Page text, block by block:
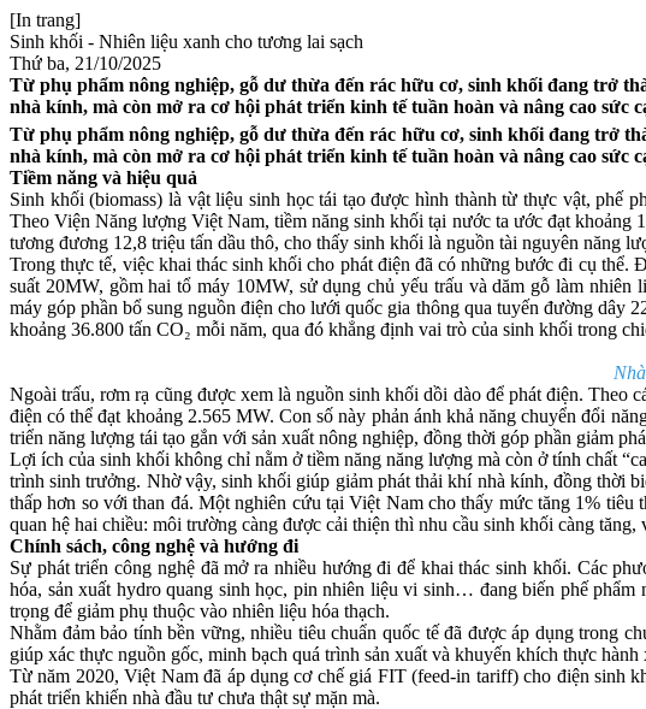
[In trang]
Sinh khối - Nhiên liệu xanh cho tương lai sạch
Thứ ba, 21/10/2025
Từ phụ phẩm nông nghiệp, gỗ dư thừa đến rác hữu cơ, sinh khối đang trở
nhà kính, mà còn mở ra cơ hội phát triển kinh tế tuần hoàn và nâng cao sức
Từ phụ phẩm nông nghiệp, gỗ dư thừa đến rác hữu cơ, sinh khối đang trở
nhà kính, mà còn mở ra cơ hội phát triển kinh tế tuần hoàn và nâng cao sức
Tiềm năng và hiệu quả
Sinh khối (biomass) là vật liệu sinh học tái tạo được hình thành từ thực vật, phế
Theo Viện Năng lượng Việt Nam, tiềm năng sinh khối tại nước ta ước đạt
tương đương 12,8 triệu tấn dầu thô, cho thấy sinh khối là nguồn tài nguyên năng
Trong thực tế, việc khai thác sinh khối cho phát điện đã có những bước đi cụ
suất 20MW, gồm hai tổ máy 10MW, sử dụng chủ yếu trấu và dăm gỗ làm
máy góp phần bổ sung nguồn điện cho lưới quốc gia thông qua tuyến đường
khoảng 36.800 tấn CO₂ mỗi năm, qua đó khẳng định vai trò của sinh khối trong
Ngoài trấu, rơm rạ cũng được xem là nguồn sinh khối dồi dào để phát điện. Theo
điện có thể đạt khoảng 2.565 MW. Con số này phản ánh khả năng chuyển đổi
triển năng lượng tái tạo gắn với sản xuất nông nghiệp, đồng thời góp phần giảm
Lợi ích của sinh khối không chỉ nằm ở tiềm năng năng lượng mà còn ở tính chất
trình sinh trưởng. Nhờ vậy, sinh khối giúp giảm phát thải khí nhà kính, đồng thời
thấp hơn so với than đá. Một nghiên cứu tại Việt Nam cho thấy mức tăng 1%
quan hệ hai chiều: môi trường càng được cải thiện thì nhu cầu sinh khối càng tăng,
Chính sách, công nghệ và hướng đi
Sự phát triển công nghệ đã mở ra nhiều hướng đi để khai thác sinh khối. Các
hóa, sản xuất hydro quang sinh học, pin nhiên liệu vi sinh… đang biến phế
trọng để giảm phụ thuộc vào nhiên liệu hóa thạch.
Nhằm đảm bảo tính bền vững, nhiều tiêu chuẩn quốc tế đã được áp dụng trong
giúp xác thực nguồn gốc, minh bạch quá trình sản xuất và khuyến khích thực hành
Từ năm 2020, Việt Nam đã áp dụng cơ chế giá FIT (feed-in tariff) cho điện sinh
phát triển khiến nhà đầu tư chưa thật sự mặn mà.